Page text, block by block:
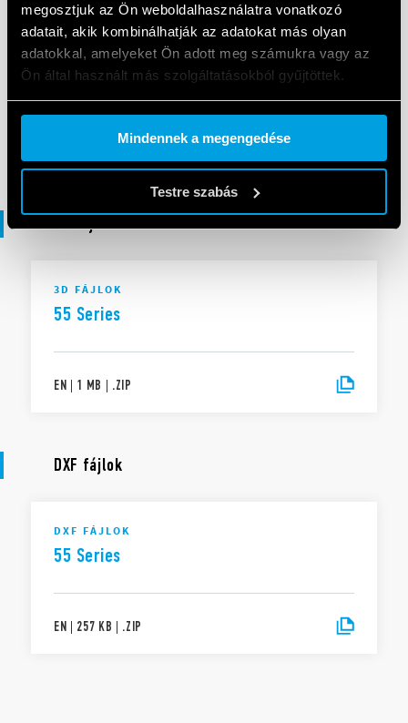
megosztjuk az Ön weboldalhasználatra vonatkozó
adatait, akik kombinálhatják az adatokat más olyan
adatokkal, amelyeket Ön adott meg számukra vagy az
Ön által használt más szolgáltatásokból gyűjtöttek.
Cookie policy.
Mindennek a megengedése
Testre szabás
MEGFELELŐSÉGI NYILATKOZAT
DoC 55 Series
3D fájlok
3D FÁJLOK
55 Series
EN | 1 MB | .ZIP
DXF fájlok
DXF FÁJLOK
55 Series
EN | 257 KB | .ZIP